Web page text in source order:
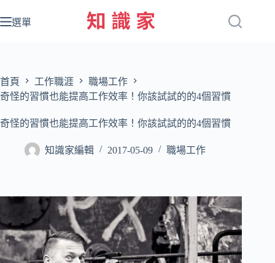
至
容
選單
首頁 工作職涯
職場工作
奇怪的習慣也能提高工作效率！你該試試的的4個習慣
奇怪的習慣也能提高工作效率！你該試試的的4個習慣
知識家編輯 2017-05-09 職場工作